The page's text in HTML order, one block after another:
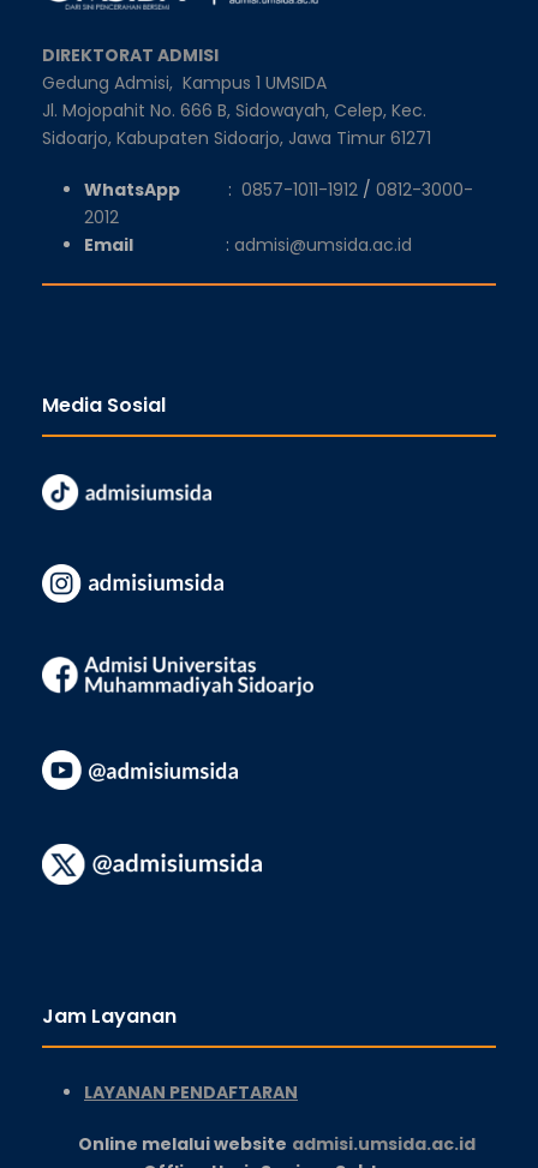
DIREKTORAT ADMISI
Gedung Admisi, Kampus 1 UMSIDA
Jl. Mojopahit No. 666 B, Sidowayah, Celep, Kec.
Sidoarjo, Kabupaten Sidoarjo, Jawa Timur 61271
WhatsApp : 0857-1011-1912 / 0812-3000-
2012
Email
: admisi@umsida.ac.id
Media Sosial
Jam Layanan
LAYANAN PENDAFTARAN
Online melalui website admisi.umsida.ac.id